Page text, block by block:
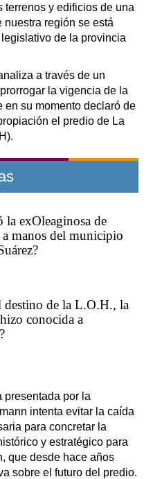
y edificios de una
región se está
de la provincia
a través de un
la vigencia de la
en su momento declaró de
el predio de La
la exOleaginosa de
manos del municipio
destino de la L.O.H., la
conocida a
presentada por la
intenta evitar la caída
para concretar la
y estratégico para
que desde hace años
sobre el futuro del predio.